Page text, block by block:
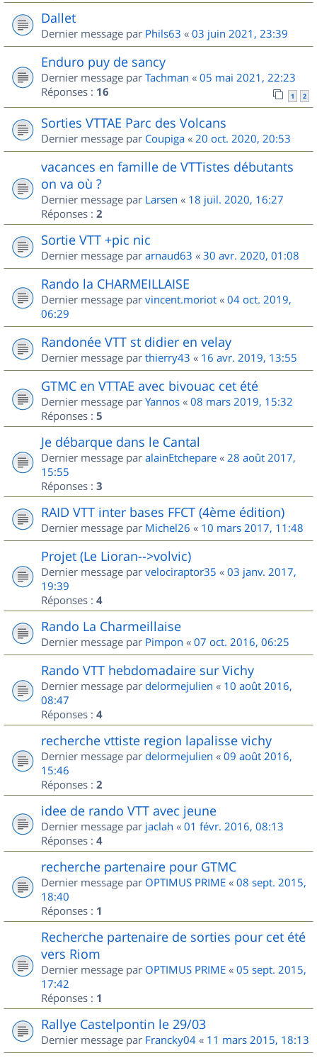
Dallet
Dernier message par Phils63 « 03 juin 2021, 23:39
Enduro puy de sancy
Dernier message par Tachman « 05 mai 2021, 22:23
Réponses : 16 1 2
Sorties VTTAE Parc des Volcans
Dernier message par Coupiga « 20 oct. 2020, 20:53
vacances en famille de VTTistes débutants
on va où ?
Dernier message par Larsen « 18 juil. 2020, 16:27
Réponses : 2
Sortie VTT +pic nic
Dernier message par arnaud63 « 30 avr. 2020, 01:08
Rando la CHARMEILLAISE
Dernier message par vincent.moriot « 04 oct. 2019,
06:29
Randonée VTT st didier en velay
Dernier message par thierry43 « 16 avr. 2019, 13:55
GTMC en VTTAE avec bivouac cet été
Dernier message par Yannos « 08 mars 2019, 15:32
Réponses : 5
Je débarque dans le Cantal
Dernier message par alainEtchepare « 28 août 2017,
15:55
Réponses : 3
RAID VTT inter bases FFCT (4ème édition)
Dernier message par Michel26 « 10 mars 2017, 11:48
Projet (Le Lioran-->volvic)
Dernier message par velociraptor35 « 03 janv. 2017,
19:39
Réponses : 4
Rando La Charmeillaise
Dernier message par Pimpon « 07 oct. 2016, 06:25
Rando VTT hebdomadaire sur Vichy
Dernier message par delormejulien « 10 août 2016,
08:47
Réponses : 4
recherche vttiste region lapalisse vichy
Dernier message par delormejulien « 09 août 2016,
15:46
Réponses : 2
idee de rando VTT avec jeune
Dernier message par jaclah « 01 févr. 2016, 08:13
Réponses : 4
recherche partenaire pour GTMC
Dernier message par OPTIMUS PRIME « 08 sept. 2015,
18:40
Réponses : 1
Recherche partenaire de sorties pour cet été
vers Riom
Dernier message par OPTIMUS PRIME « 05 sept. 2015,
17:42
Réponses : 1
Rallye Castelpontin le 29/03
Dernier message par Francky04 « 11 mars 2015, 18:13